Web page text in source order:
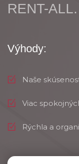
RENT-ALL.
Výhody:
Naše
Viac
Rýchla a